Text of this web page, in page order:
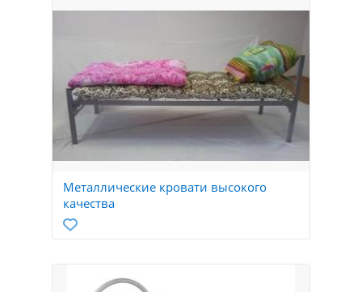
Металлические кровати высокого
качества